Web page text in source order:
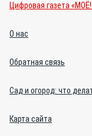
Цифровая газета
О нас
Обратная связь
Сад и огород: что
Карта сайта